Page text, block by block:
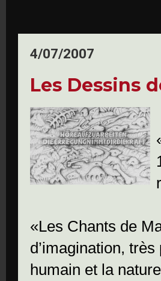
4/07/2007
Les Dessins
«Les Chants de
d’imagination,
humain et la